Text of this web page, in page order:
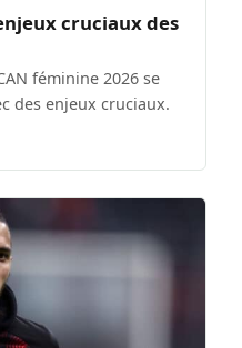
cruciaux des
féminine 2026 se
des enjeux cruciaux.